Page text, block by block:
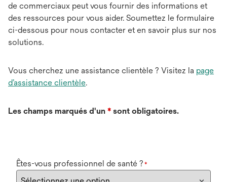
de commerciaux peut vous fournir des informations et
des ressources pour vous aider. Soumettez le formulaire
ci-dessous pour nous contacter et en savoir plus sur nos
solutions.
Vous cherchez une assistance clientèle ? Visitez la page
d’assistance clientèle.
Les champs marqués d'un * sont obligatoires.
Êtes-vous professionnel de santé ? *